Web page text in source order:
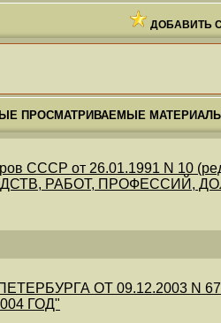
ДОБАВИТЬ
ПРОСМАТРИВАЕМЫЕ
СССР от 26.01.1991 N 10
РАБОТ, ПРОФЕССИЙ,
ОТ 09.12.2003 N
ГОД"